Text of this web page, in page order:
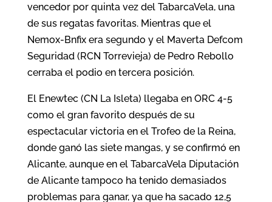
vencedor por quinta vez del TabarcaVela, una
de sus regatas favoritas. Mientras que el
Nemox-Bnfix era segundo y el Maverta Defcom
Seguridad (RCN Torrevieja) de Pedro Rebollo
cerraba el podio en tercera posición.
El Enewtec (CN La Isleta) llegaba en ORC 4-5
como el gran favorito después de su
espectacular victoria en el Trofeo de la Reina,
donde ganó las siete mangas, y se confirmó en
Alicante, aunque en el TabarcaVela Diputación
de Alicante tampoco ha tenido demasiados
problemas para ganar, ya que ha sacado 12,5